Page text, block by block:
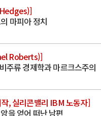
마피아 정치
Roberts)]
주류 경제학과 마르크스주의
, 실리콘밸리 IBM 노동자]
을 얻어 떠난 남편